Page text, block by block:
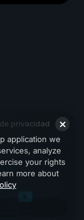
privacidad
application we
analyze
your rights
more about